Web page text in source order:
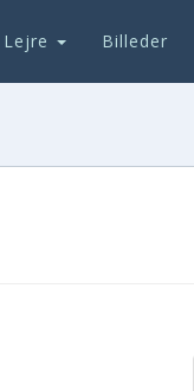
Lejre Billeder